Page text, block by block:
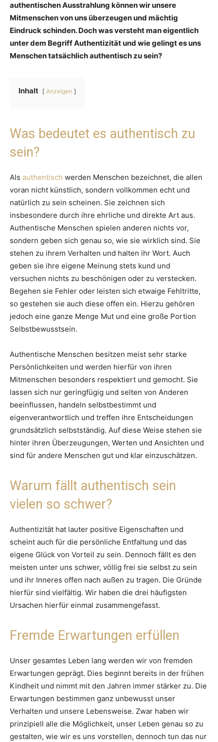
authentischen Ausstrahlung können wir unsere
Mitmenschen von uns überzeugen und mächtig
Eindruck schinden. Doch was versteht man eigentlich
unter dem Begriff Authentizität und wie gelingt es uns
Menschen tatsächlich authentisch zu sein?
Inhalt Anzeigen
Was bedeutet es authentisch zu
sein?
Als authentisch werden Menschen bezeichnet, die allen
voran nicht künstlich, sondern vollkommen echt und
natürlich zu sein scheinen. Sie zeichnen sich
insbesondere durch ihre ehrliche und direkte Art aus.
Authentische Menschen spielen anderen nichts vor,
sondern geben sich genau so, wie sie wirklich sind. Sie
stehen zu ihrem Verhalten und halten ihr Wort. Auch
geben sie ihre eigene Meinung stets kund und
versuchen nichts zu beschönigen oder zu verstecken.
Begehen sie Fehler oder leisten sich etwaige Fehltritte,
so gestehen sie auch diese offen ein. Hierzu gehören
jedoch eine ganze Menge Mut und eine große Portion
Selbstbewusstsein.
Authentische Menschen besitzen meist sehr starke
Persönlichkeiten und werden hierfür von ihren
Mitmenschen besonders respektiert und gemocht. Sie
lassen sich nur geringfügig und selten von Anderen
beeinflussen, handeln selbstbestimmt und
eigenverantwortlich und treffen ihre Entscheidungen
grundsätzlich selbstständig. Auf diese Weise stehen sie
hinter ihren Überzeugungen, Werten und Ansichten und
sind für andere Menschen gut und klar einzuschätzen.
Warum fällt authentisch sein
vielen so schwer?
Authentizität hat lauter positive Eigenschaften und
scheint auch für die persönliche Entfaltung und das
eigene Glück von Vorteil zu sein. Dennoch fällt es den
meisten unter uns schwer, völlig frei sie selbst zu sein
und ihr Inneres offen nach außen zu tragen. Die Gründe
hierfür sind vielfältig. Wir haben die drei häufigsten
Ursachen hierfür einmal zusammengefasst.
Fremde Erwartungen erfüllen
Unser gesamtes Leben lang werden wir von fremden
Erwartungen geprägt. Dies beginnt bereits in der frühen
Kindheit und nimmt mit den Jahren immer stärker zu. Die
Erwartungen bestimmen ganz unbewusst unser
Verhalten und unsere Lebensweise. Zwar haben wir
prinzipiell alle die Möglichkeit, unser Leben genau so zu
gestalten, wie wir es uns vorstellen, dennoch tun das nur